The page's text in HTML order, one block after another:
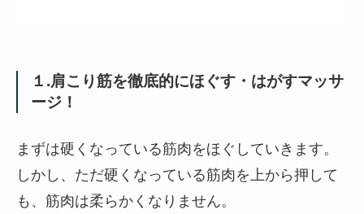
１.肩こり筋を徹底的にほぐす・はがすマッサ
ージ！
まずは硬くなっている筋肉をほぐしていきます。
しかし、ただ硬くなっている筋肉を上から押して
も、筋肉は柔らかくなりません。